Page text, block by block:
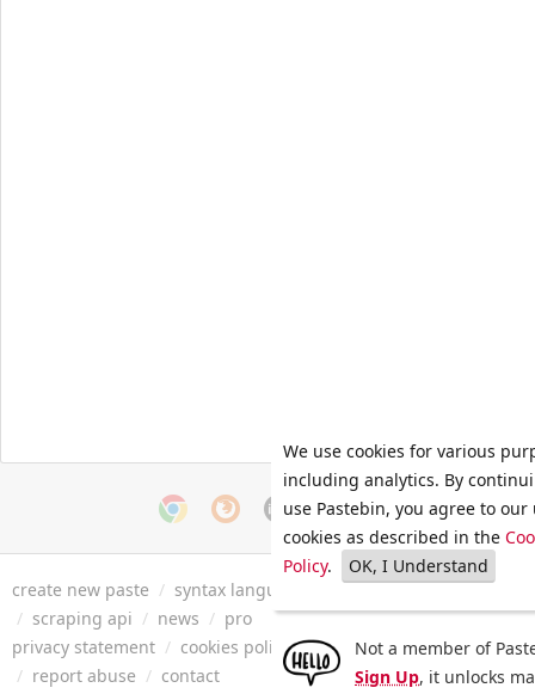
create new paste / syntax languages archive / faq / tools
/ scraping api / news / pro
privacy statement / cookies policy / terms of service/ security
/ report abuse / contact
We use cookies for various
including analytics. By
use Pastebin, you agree to our
cookies as described in the
Policy. OK, I Understand
Not a member of
Sign Up, it unlocks